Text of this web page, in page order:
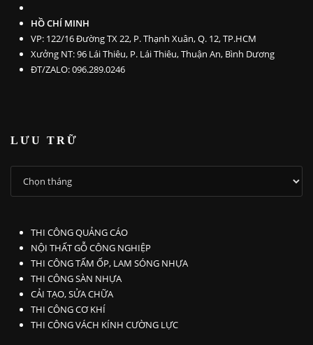
HỒ CHÍ MINH
VP: 122/16 Đường TX 22, P. Thạnh Xuân, Q. 12, TP.HCM
Xưởng NT: 96 Lái Thiêu, P. Lái Thiêu, Thuận An, Bình Dương
ĐT/ZALO: 096.289.0246
LƯU TRỮ
TRỮ
THI CÔNG QUẢNG CÁO
NỘI THẤT GỖ CÔNG NGHIỆP
THI CÔNG TẤM ỐP, LAM SÓNG NHỰA
THI CÔNG SÀN NHỰA
CẢI TẠO, SỬA CHỮA
THI CÔNG CƠ KHÍ
THI CÔNG VÁCH KÍNH CƯỜNG LỰC